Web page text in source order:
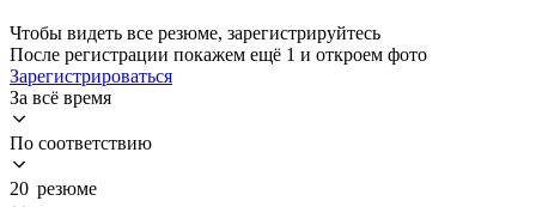
Чтобы видеть все резюме, зарегистрируйтесь
После регистрации покажем ещё 1 и откроем фото
Зарегистрироваться
За всё время
По соответствию
20 резюме